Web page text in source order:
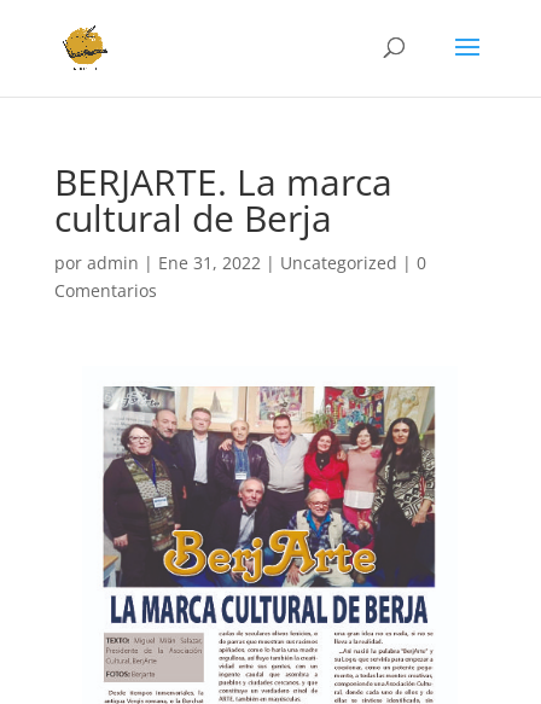
BERJARTE. La marca
cultural de Berja
por admin | Ene 31, 2022| Uncategorized | 0
Comentarios